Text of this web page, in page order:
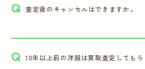
Q 査定後のキャンセルはできますか。
Q 10年以上前の洋服は買取査定してもら